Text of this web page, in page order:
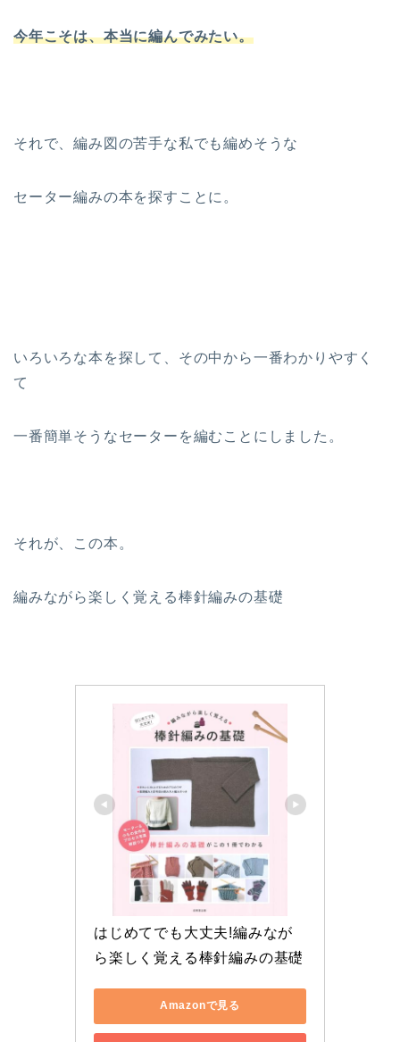
今年こそは、本当に編んでみたい。
それで、編み図の苦手な私でも編めそうな
セーター編みの本を探すことに。
いろいろな本を探して、その中から一番わかりやすく
て
一番簡単そうなセーターを編むことにしました。
それが、この本。
編みながら楽しく覚える棒針編みの基礎
はじめてでも大丈夫!編みなが
ら楽しく覚える棒針編みの基礎
Amazonで見る